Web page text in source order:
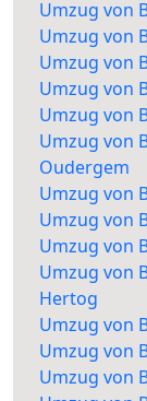
Umzug von
Umzug von
Umzug von
Umzug von
Umzug von
Umzug von
Oudergem
Umzug von
Umzug von
Umzug von
Umzug von
Hertog
Umzug von
Umzug von
Umzug von